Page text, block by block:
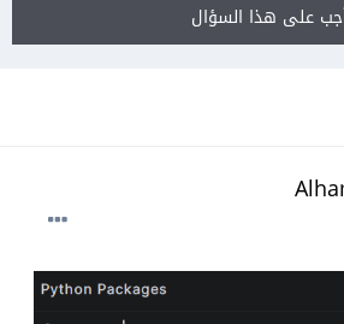
على هذا السؤال